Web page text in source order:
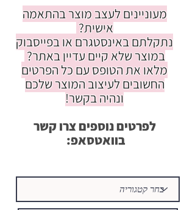
מעוניינים לעצב מוצר בהתאמה
אישית?
נתקלתם באינסטגרם או בפייסבוק
במוצר שלא קיים עדיין באתר?
מלאו את הטופס עם כל הפרטים
החשובים לעיצוב המוצר שלכם
ונהיה בקשר!
לפרטים נוספים צרו קשר
בוואטסאפ: